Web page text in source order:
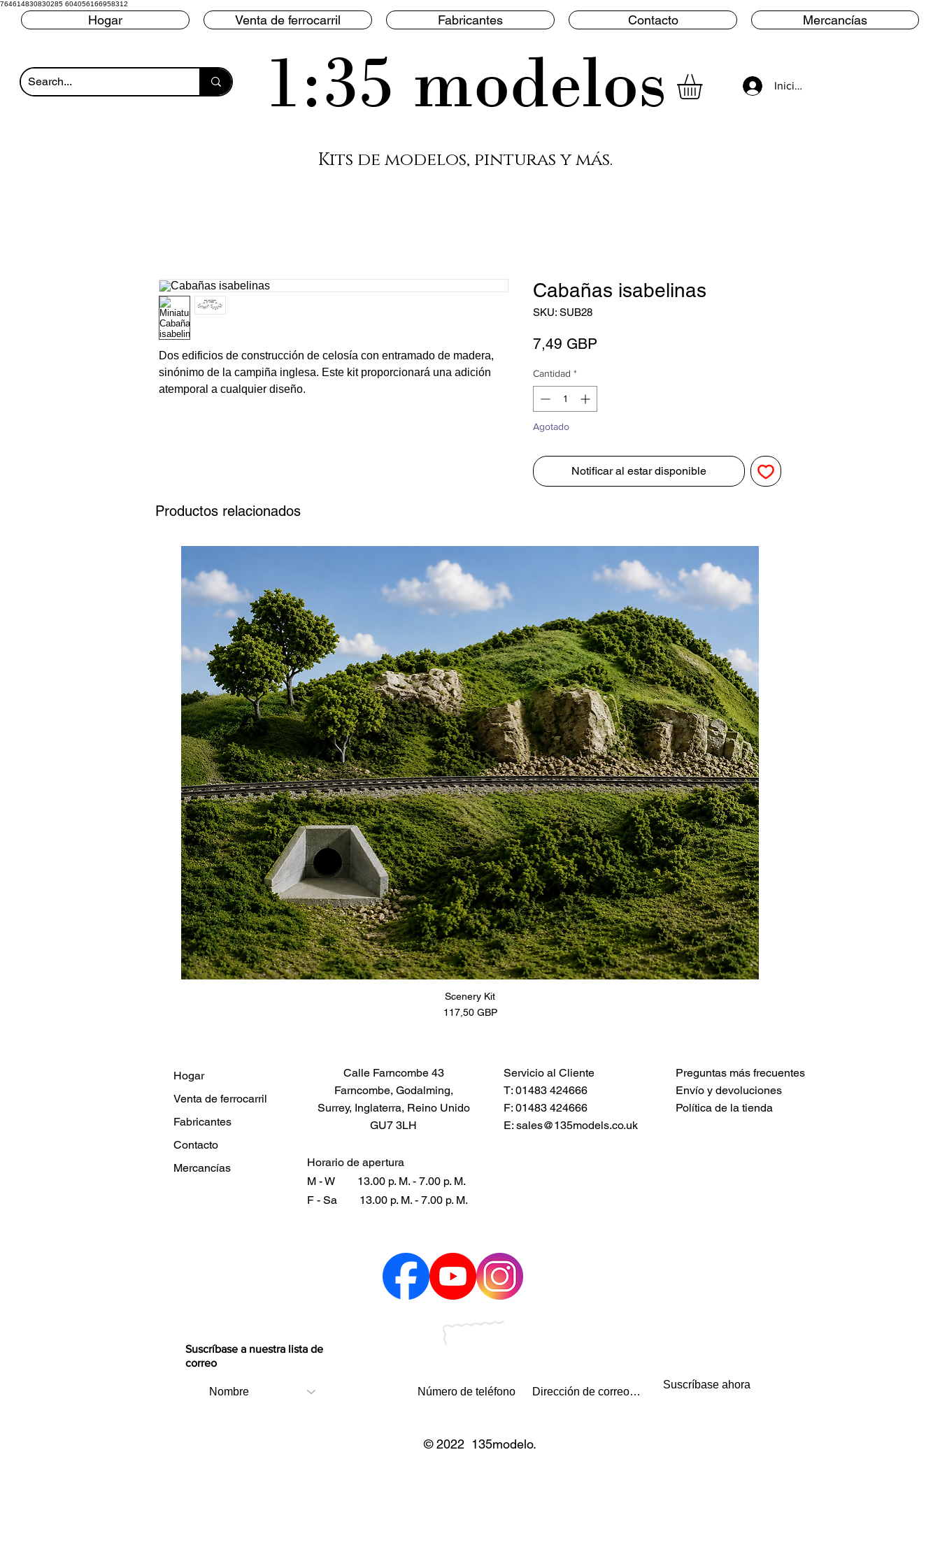
764614830830285 604056166958312
Hogar Venta de ferrocarril Fabricantes Contacto Mercancías
1:35 modelos Iniciar sesión
Kits de modelos, pinturas y más.
Dos edificios de construcción de celosía con entramado de madera,
sinónimo de la campiña inglesa. Este kit proporcionará una adición
atemporal a cualquier diseño.
Cabañas isabelinas
SKU: SUB28
7,49 GBP
Cantidad *
Agotado
Notificar al estar disponible
Productos relacionados
Scenery Kit
Precio
117,50 GBP
Hogar
Venta de ferrocarril
Fabricantes
Contacto
Mercancías
Calle Farncombe 43
Farncombe, Godalming,
Surrey, Inglaterra, Reino Unido
GU7 3LH
Horario de apertura
M - W
13.00 p. M. - 7.00 p. M.
F - Sa
13.00 p. M. - 7.00 p. M.
Servicio al Cliente
T: 01483 424666
F: 01483 424666
E: sales@135models.co.uk
Preguntas más frecuentes
Envío y devoluciones
Política de la tienda
Suscríbase a nuestra lista de
correo
Suscríbase ahora
© 2022 135modelo.